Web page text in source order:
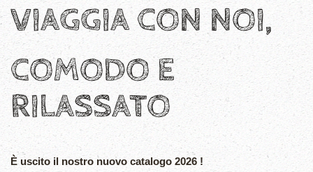
VIAGGIA CON NOI,
COMODO E
RILASSATO
È uscito il nostro nuovo catalogo 2026 !